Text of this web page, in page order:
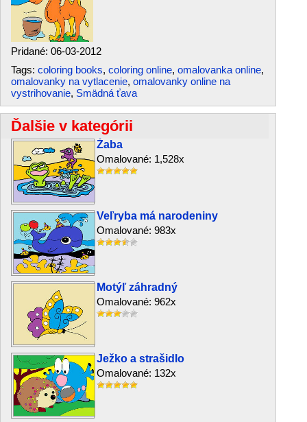
Pridané: 06-03-2012
Tags: coloring books, coloring online, omalovanka online,
omalovanky na vytlacenie, omalovanky online na
vystrihovanie, Smädná ťava
Ďalšie v kategórii
Žaba
Omalované: 1,528x
Veľryba má narodeniny
Omalované: 983x
Motýľ záhradný
Omalované: 962x
Ježko a strašidlo
Omalované: 132x